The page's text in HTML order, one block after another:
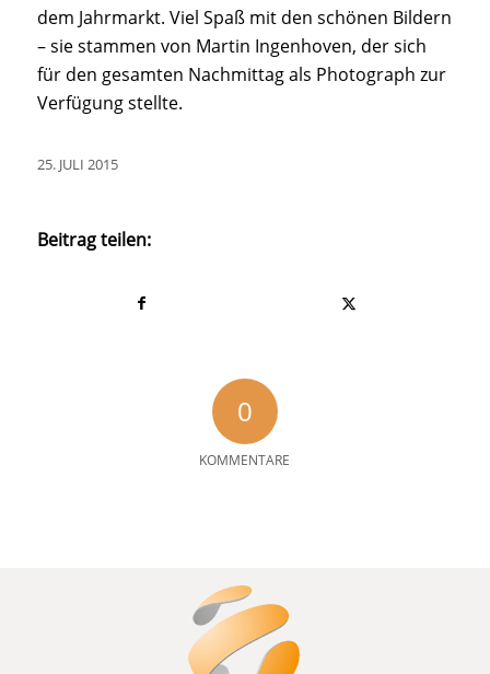
dem Jahrmarkt. Viel Spaß mit den schönen Bildern
– sie stammen von Martin Ingenhoven, der sich
für den gesamten Nachmittag als Photograph zur
Verfügung stellte.
25. JULI 2015
Beitrag teilen:
0
KOMMENTARE